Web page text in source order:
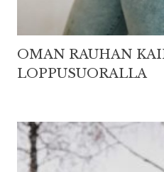
OMAN RAUHAN
LOPPUSUORALLA